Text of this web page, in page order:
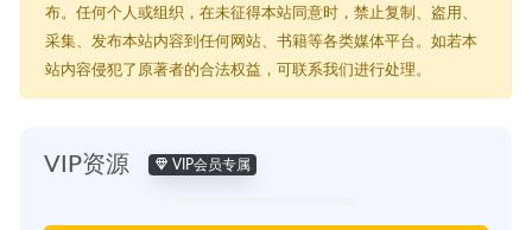
布。任何个人或组织，在未征得本站同意时，禁止复制、盗用、
采集、发布本站内容到任何网站、书籍等各类媒体平台。如若本
站内容侵犯了原著者的合法权益，可联系我们进行处理。
VIP资源 VIP会员专属